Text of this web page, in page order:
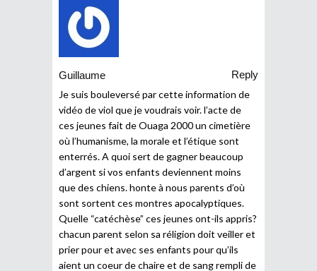
Guillaume
Reply
Je suis bouleversé par cette information de
vidéo de viol que je voudrais voir. l’acte de
ces jeunes fait de Ouaga 2000 un cimetière
où l’humanisme, la morale et l’étique sont
enterrés. A quoi sert de gagner beaucoup
d’argent si vos enfants deviennent moins
que des chiens. honte à nous parents d’où
sont sortent ces montres apocalyptiques.
Quelle “catéchèse” ces jeunes ont-ils appris?
chacun parent selon sa réligion doit veiller et
prier pour et avec ses enfants pour qu’ils
aient un coeur de chaire et de sang rempli de